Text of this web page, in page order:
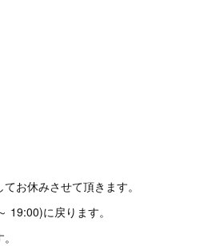
お休みさせて頂きます。
19:00)に戻ります。